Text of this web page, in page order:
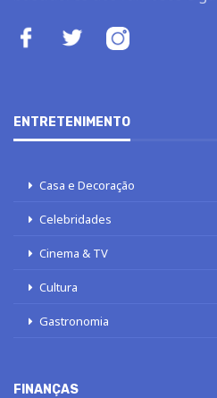
ENTRETENIMENTO
Casa e Decoração
Celebridades
Cinema & TV
Cultura
Gastronomia
FINANÇAS